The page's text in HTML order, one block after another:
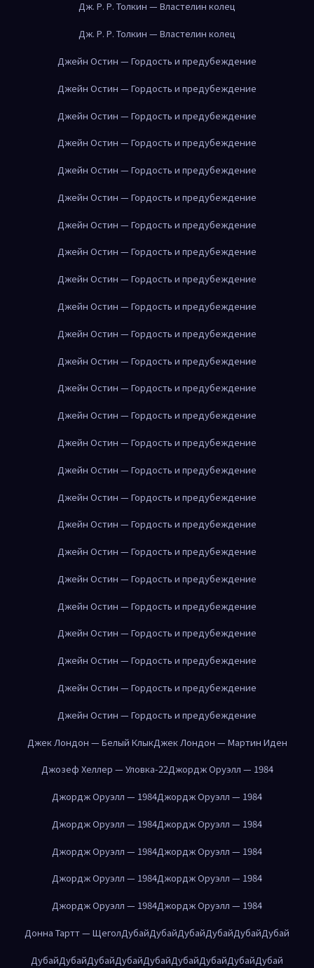
Дж. Р. Р. Толкин — Властелин колец
Дж. Р. Р. Толкин — Властелин колец
Джейн Остин — Гордость и предубеждение
Джейн Остин — Гордость и предубеждение
Джейн Остин — Гордость и предубеждение
Джейн Остин — Гордость и предубеждение
Джейн Остин — Гордость и предубеждение
Джейн Остин — Гордость и предубеждение
Джейн Остин — Гордость и предубеждение
Джейн Остин — Гордость и предубеждение
Джейн Остин — Гордость и предубеждение
Джейн Остин — Гордость и предубеждение
Джейн Остин — Гордость и предубеждение
Джейн Остин — Гордость и предубеждение
Джейн Остин — Гордость и предубеждение
Джейн Остин — Гордость и предубеждение
Джейн Остин — Гордость и предубеждение
Джейн Остин — Гордость и предубеждение
Джейн Остин — Гордость и предубеждение
Джейн Остин — Гордость и предубеждение
Джейн Остин — Гордость и предубеждение
Джейн Остин — Гордость и предубеждение
Джейн Остин — Гордость и предубеждение
Джейн Остин — Гордость и предубеждение
Джейн Остин — Гордость и предубеждение
Джейн Остин — Гордость и предубеждение
Джейн Остин — Гордость и предубеждение
Джек Лондон — Белый КлыкДжек Лондон — Мартин Иден
Джозеф Хеллер — Уловка-22Джордж Оруэлл — 1984
Джордж Оруэлл — 1984Джордж Оруэлл — 1984
Джордж Оруэлл — 1984Джордж Оруэлл — 1984
Джордж Оруэлл — 1984Джордж Оруэлл — 1984
Джордж Оруэлл — 1984Джордж Оруэлл — 1984
Джордж Оруэлл — 1984Джордж Оруэлл — 1984
Донна Тартт — ЩеголДубайДубайДубайДубайДубайДубай
ДубайДубайДубайДубайДубайДубайДубайДубайДубай